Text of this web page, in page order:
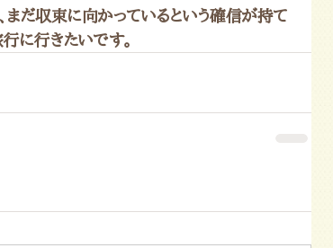
まだ収束に向かっているという確信が持て
行に行きたいです。